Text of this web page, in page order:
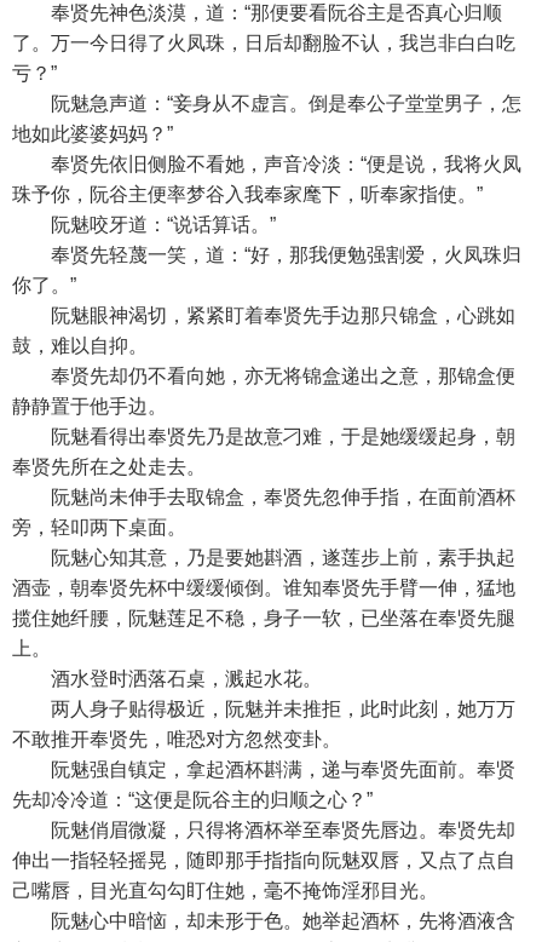
奉贤先神色淡漠，道：“那便要看阮谷主是否真心归顺
了。万一今日得了火凤珠，日后却翻脸不认，我岂非白白吃
亏？”
阮魅急声道：“妾身从不虚言。倒是奉公子堂堂男子，怎
地如此婆婆妈妈？”
奉贤先依旧侧脸不看她，声音冷淡：“便是说，我将火凤
珠予你，阮谷主便率梦谷入我奉家麾下，听奉家指使。”
阮魅咬牙道：“说话算话。”
奉贤先轻蔑一笑，道：“好，那我便勉强割爱，火凤珠归
你了。”
阮魅眼神渴切，紧紧盯着奉贤先手边那只锦盒，心跳如
鼓，难以自抑。
奉贤先却仍不看向她，亦无将锦盒递出之意，那锦盒便
静静置于他手边。
阮魅看得出奉贤先乃是故意刁难，于是她缓缓起身，朝
奉贤先所在之处走去。
阮魅尚未伸手去取锦盒，奉贤先忽伸手指，在面前酒杯
旁，轻叩两下桌面。
阮魅心知其意，乃是要她斟酒，遂莲步上前，素手执起
酒壶，朝奉贤先杯中缓缓倾倒。谁知奉贤先手臂一伸，猛地
揽住她纤腰，阮魅莲足不稳，身子一软，已坐落在奉贤先腿
上。
酒水登时洒落石桌，溅起水花。
两人身子贴得极近，阮魅并未推拒，此时此刻，她万万
不敢推开奉贤先，唯恐对方忽然变卦。
阮魅强自镇定，拿起酒杯斟满，递与奉贤先面前。奉贤
先却冷冷道：“这便是阮谷主的归顺之心？”
阮魅俏眉微凝，只得将酒杯举至奉贤先唇边。奉贤先却
伸出一指轻轻摇晃，随即那手指指向阮魅双唇，又点了点自
己嘴唇，目光直勾勾盯住她，毫不掩饰淫邪目光。
阮魅心中暗恼，却未形于色。她举起酒杯，先将酒液含